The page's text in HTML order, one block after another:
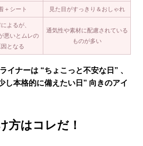
＋シート 見た目がすっきり＆おしゃれ
よるが、
悪いとムレの
因となる
通気性や素材に配慮されている
ものが多い
イナーは “ちょこっと不安な日” 、
し本格的に備えたい日” 向きのアイ
方はコレだ！